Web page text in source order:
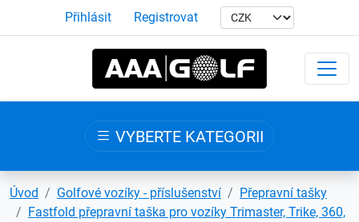
Přihlásit Registrovat
VYBERTE KATEGORII
Úvod Golfové vozíky - příslušenství
Přepravní tašky
Fastfold přepravní taška pro vozíky Trimaster, Trike, 360,